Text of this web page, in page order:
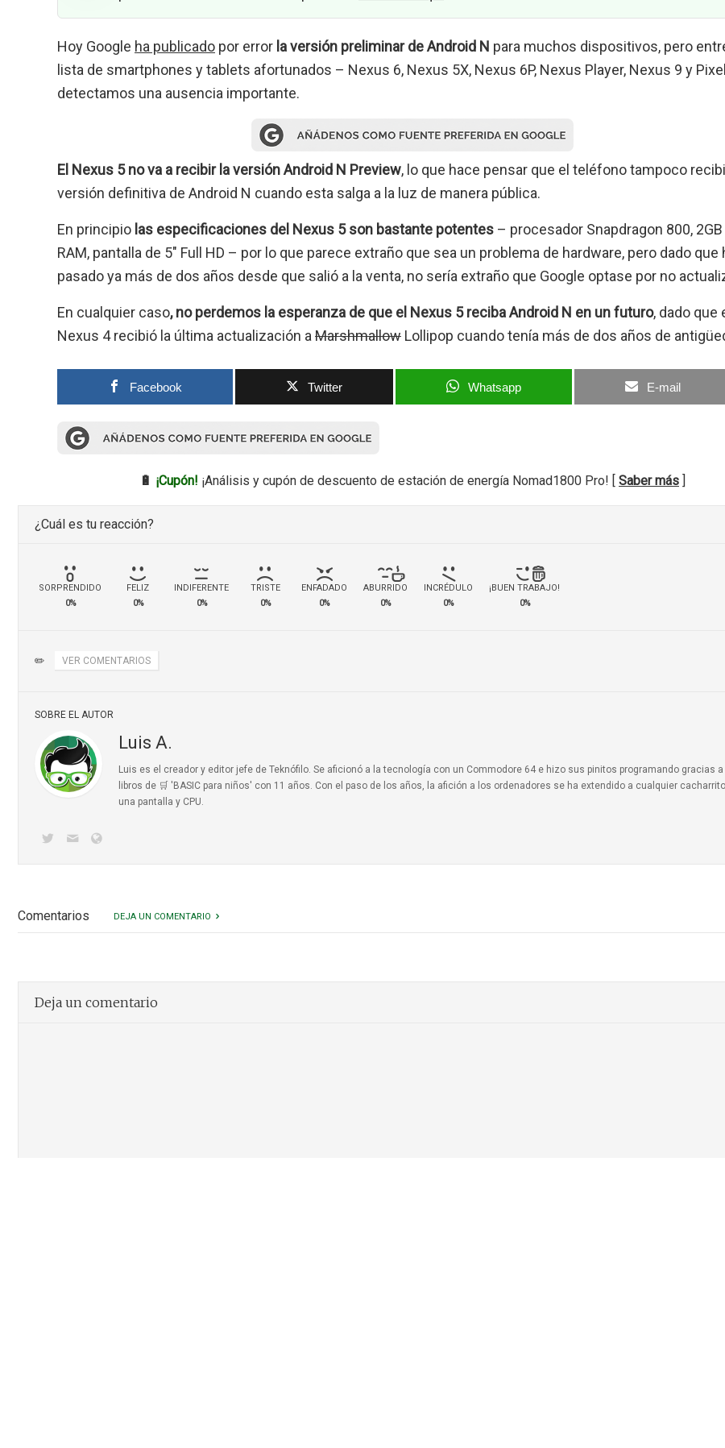
Hoy Google ha publicado por error la versión preliminar de Android N para muchos dispositivos, pero
lista de smartphones y tablets afortunados – Nexus 6, Nexus 5X, Nexus 6P, Nexus Player, Nexus 9 y
detectamos una ausencia importante.
El Nexus 5 no va a recibir la versión Android N Preview, lo que hace pensar que el teléfono tampoco
versión definitiva de Android N cuando esta salga a la luz de manera pública.
En principio las especificaciones del Nexus 5 son bastante potentes – procesador Snapdragon 800, 2GB
RAM, pantalla de 5″ Full HD – por lo que parece extraño que sea un problema de hardware, pero dado que
pasado ya más de dos años desde que salió a la venta, no sería extraño que Google optase por no
En cualquier caso, no perdemos la esperanza de que el Nexus 5 reciba Android N en un futuro, dado que
Nexus 4 recibió la última actualización aMarshmallow Lollipop cuando tenía más de dos años de
Facebook Twitter Whatsapp E-mail
🔋 ¡Cupón! ¡Análisis y cupón de descuento de estación de energía Nomad1800 Pro! [ Saber más ]
¿Cuál es tu reacción?
SORPRENDIDO
0%
FELIZ
0%
INDIFERENTE
0%
TRISTE
0%
ENFADADO
0%
ABURRIDO
0%
INCRÉDULO
0%
¡BUEN TRABAJO!
0%
✏️ VER COMENTARIOS
SOBRE EL AUTOR
Luis A.
Luis es el creador y editor jefe de Teknófilo. Se aficionó a la tecnología con un Commodore 64 e hizo sus pinitos programando gracias
libros de 🛒 'BASIC para niños' con 11 años. Con el paso de los años, la afición a los ordenadores se ha extendido a cualquier
una pantalla y CPU.
Comentarios DEJA UN COMENTARIO
Deja un comentario